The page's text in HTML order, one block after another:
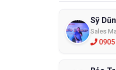
Sỹ
Sales